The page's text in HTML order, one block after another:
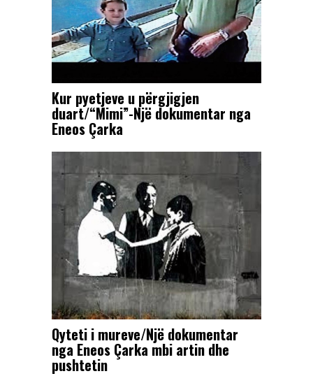
Kur pyetjeve u përgjigjen
duart/“Mimi”-Një dokumentar nga
Eneos Çarka
Qyteti i mureve/Një dokumentar
nga Eneos Çarka mbi artin dhe
pushtetin